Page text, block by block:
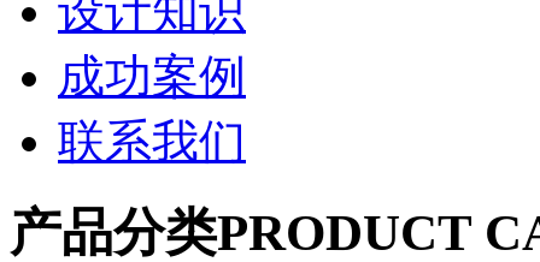
设计知识
成功案例
联系我们
产品分类PRODUCT